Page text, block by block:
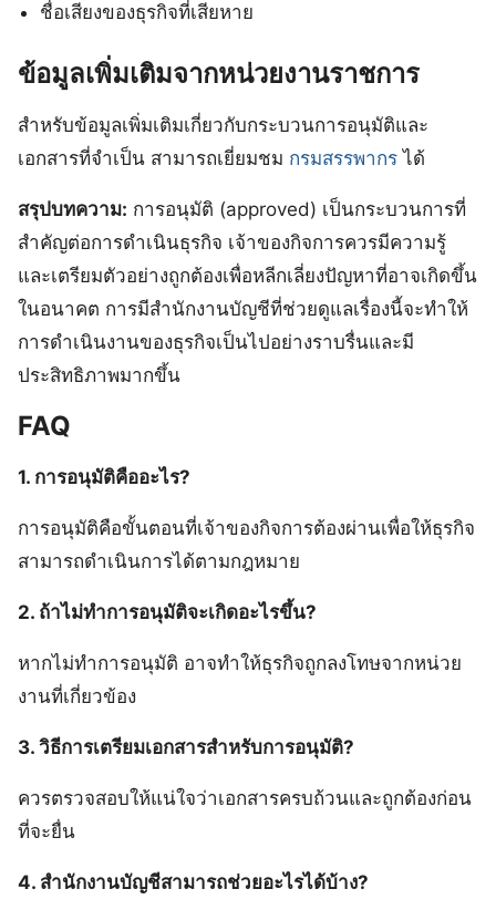
ชื่อเสียงของธุรกิจที่เสียหาย
ข้อมูลเพิ่มเติมจากหน่วยงานราชการ
สำหรับข้อมูลเพิ่มเติมเกี่ยวกับกระบวนการอนุมัติและ
เอกสารที่จำเป็น สามารถเยี่ยมชม กรมสรรพากร ได้
สรุปบทความ: การอนุมัติ (approved) เป็นกระบวนการที่
สำคัญต่อการดำเนินธุรกิจ เจ้าของกิจการควรมีความรู้
และเตรียมตัวอย่างถูกต้องเพื่อหลีกเลี่ยงปัญหาที่อาจเกิดขึ้น
ในอนาคต การมีสำนักงานบัญชีที่ช่วยดูแลเรื่องนี้จะทำให้
การดำเนินงานของธุรกิจเป็นไปอย่างราบรื่นและมี
ประสิทธิภาพมากขึ้น
FAQ
1. การอนุมัติคืออะไร?
การอนุมัติคือขั้นตอนที่เจ้าของกิจการต้องผ่านเพื่อให้ธุรกิจ
สามารถดำเนินการได้ตามกฎหมาย
2. ถ้าไม่ทำการอนุมัติจะเกิดอะไรขึ้น?
หากไม่ทำการอนุมัติ อาจทำให้ธุรกิจถูกลงโทษจากหน่วย
งานที่เกี่ยวข้อง
3. วิธีการเตรียมเอกสารสำหรับการอนุมัติ?
ควรตรวจสอบให้แน่ใจว่าเอกสารครบถ้วนและถูกต้องก่อน
ที่จะยื่น
4. สำนักงานบัญชีสามารถช่วยอะไรได้บ้าง?